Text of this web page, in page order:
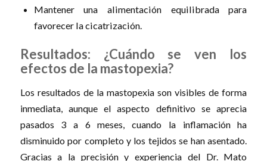
Mantener una alimentación equilibrada para
favorecer la cicatrización.
Resultados: ¿Cuándo se ven los
efectos de la mastopexia?
Los resultados de la mastopexia son visibles de forma
inmediata, aunque el aspecto definitivo se aprecia
pasados 3 a 6 meses, cuando la inflamación ha
disminuido por completo y los tejidos se han asentado.
Gracias a la precisión y experiencia del Dr. Mato